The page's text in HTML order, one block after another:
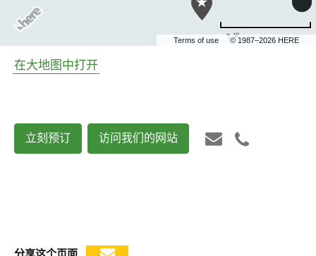
Terms of use © 1987–2026 HERE
5 米
在大地图中打开
立刻预订 访问我们的网站